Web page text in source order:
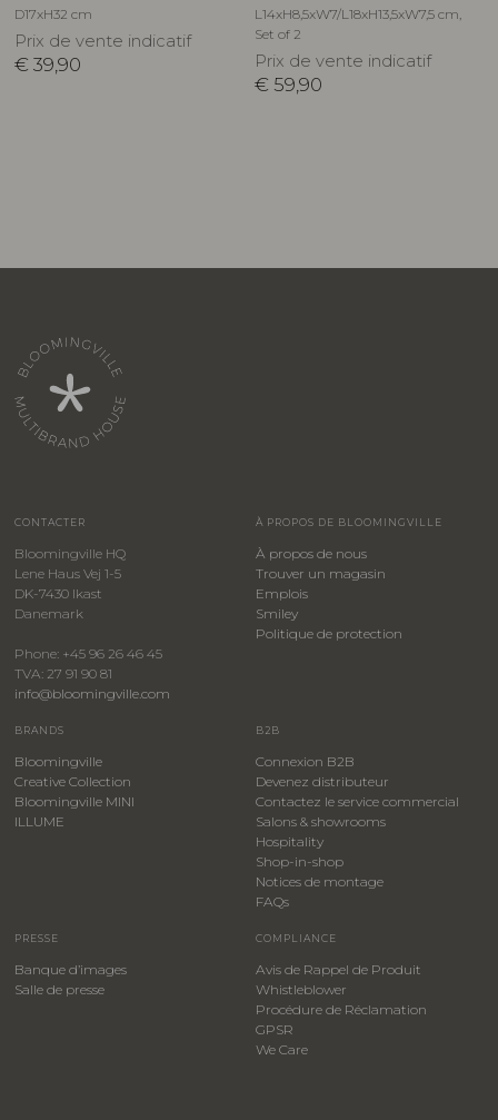
D17xH32 cm
Prix de vente indicatif
€ 39,90
L14xH8,5xW7/L18xH13,5xW7,5 cm,
Set of 2
Prix de vente indicatif
€ 59,90
CONTACTER
Bloomingville HQ
Lene Haus Vej 1-5
DK-7430 Ikast
Danemark
Phone: +45 96 26 46 45
TVA: 27 91 90 81
info@bloomingville.com
À PROPOS DE BLOOMINGVILLE
À propos de nous
Trouver un magasin
Emplois
Smiley
​Politique de protection
BRANDS
Bloomingville
Creative Collection
Bloomingville MINI
ILLUME
B2B
Connexion B2B
Devenez distributeur
Contactez le service commercial
Salons & showrooms
Hospitality
​Shop-in-shop
Notices de montage
FAQs
PRESSE
Banque d’images
Salle de presse
COMPLIANCE
Avis de Rappel de Produit
Whistleblower
​Procédure de Réclamation
GPSR
We Care